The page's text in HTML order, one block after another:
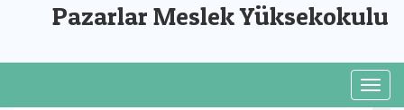
Pazarlar Meslek Yüksekokulu